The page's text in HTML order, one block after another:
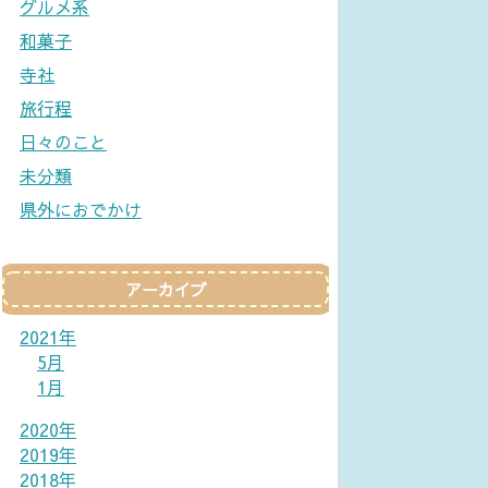
グルメ系
和菓子
寺社
旅行程
日々のこと
未分類
県外におでかけ
アーカイブ
2021年
5月
1月
2020年
2019年
2018年